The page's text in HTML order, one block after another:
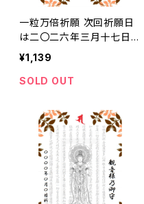
一粒万倍祈願 次回祈願日
は二〇二六年三月十七日と
なり、発送は祈願日当日以
降で購入順となりますので
ご留意ください。
¥1,139
SOLD OUT